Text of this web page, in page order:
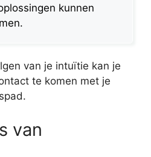
kunnen
van je intuïtie kan je
te komen met je
van